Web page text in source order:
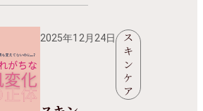
2025年12月24日
ス
キ
ン
ケ
ア